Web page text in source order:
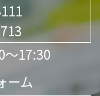
17:30
ーム